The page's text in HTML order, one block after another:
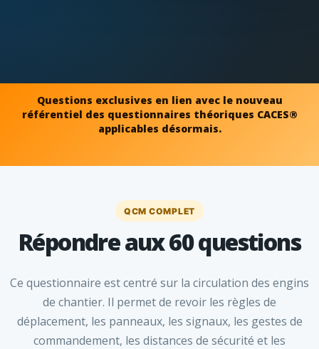
Questions exclusives en lien avec le nouveau
référentiel des questionnaires théoriques CACES®
applicables désormais.
QCM COMPLET
Répondre aux 60 questions
Ce questionnaire est centré sur la circulation des engins
de chantier. Il permet de revoir les règles de
déplacement, les panneaux, les signaux, les gestes de
commandement, les distances de sécurité et les